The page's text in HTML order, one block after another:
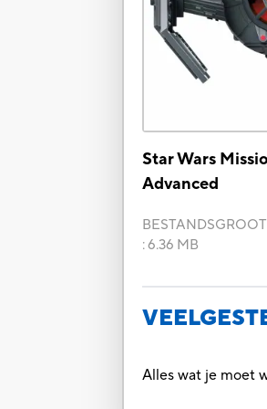
Star Wars
Advanced
:6.36 MB
Alles wat je moet